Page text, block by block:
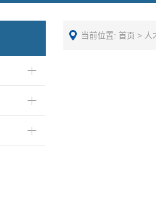
当前位置: 首页 > 人